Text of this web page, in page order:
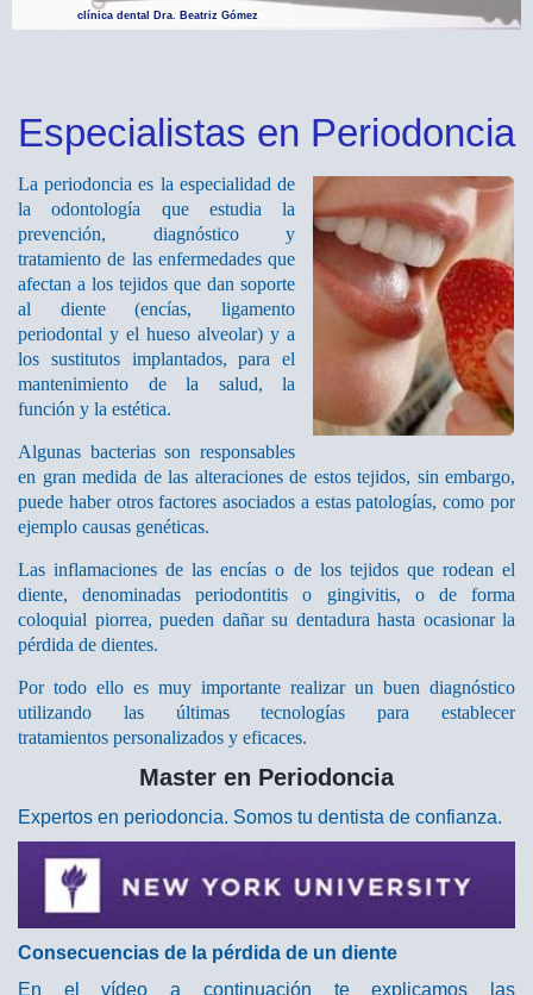
clínica dental Dra. Beatriz Gómez
Especialistas en Periodoncia
La periodoncia es la especialidad de
la odontología que estudia la
prevención, diagnóstico y
tratamiento de las enfermedades que
afectan a los tejidos que dan soporte
al diente
(encías, ligamento
periodontal y el hueso alveolar) y a
los sustitutos implantados, para el
mantenimiento de la salud, la
función y la estética.
Algunas bacterias son responsables
en gran medida de las alteraciones de estos tejidos, sin embargo,
puede haber otros factores asociados a estas patologías, como por
ejemplo causas genéticas.
Las inflamaciones de las encías o de los tejidos que rodean el
diente, denominadas periodontitis o gingivitis, o de forma
coloquial piorrea, pueden dañar su dentadura hasta ocasionar la
pérdida de dientes.
Por todo ello es muy importante realizar un buen diagnóstico
utilizando las últimas tecnologías para establecer
tratamientos personalizados y eficaces.
Master en Periodoncia
Expertos en periodoncia. Somos tu dentista de confianza.
Consecuencias de la pérdida de un diente
En el vídeo a continuación te explicamos las